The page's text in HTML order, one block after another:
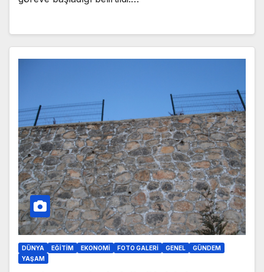
DÜNYA EĞITIM EKONOMI FOTO GALERI GENEL
GÜNDEM
YAŞAM